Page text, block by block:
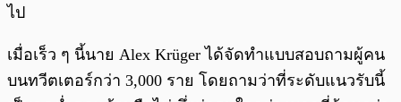
ไป
เมื่อเร็ว ๆ นี้นาย Alex Krüger ได้จัดทำแบบสอบถามผู้คน
บนทวีตเตอร์กว่า 3,000 ราย โดยถามว่าที่ระดับแนวรับนี้